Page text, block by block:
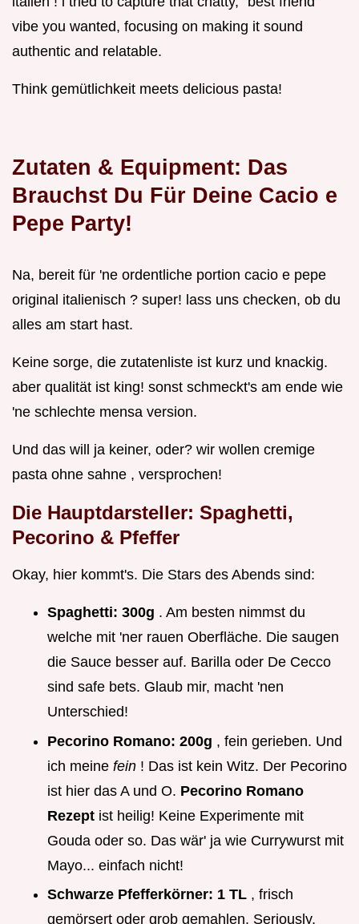
vibe you wanted, focusing on making it sound
authentic and relatable.
Think gemütlichkeit meets delicious pasta!
Zutaten & Equipment: Das
Brauchst Du Für Deine Cacio e
Pepe Party!
Na, bereit für 'ne ordentliche portion cacio e pepe
original italienisch ? super! lass uns checken, ob du
alles am start hast.
Keine sorge, die zutatenliste ist kurz und knackig.
aber qualität ist king! sonst schmeckt's am ende wie
'ne schlechte mensa version.
Und das will ja keiner, oder? wir wollen cremige
pasta ohne sahne , versprochen!
Die Hauptdarsteller: Spaghetti,
Pecorino & Pfeffer
Okay, hier kommt's. Die Stars des Abends sind:
Spaghetti: 300g . Am besten nimmst du
welche mit 'ner rauen Oberfläche. Die saugen
die Sauce besser auf. Barilla oder De Cecco
sind safe bets. Glaub mir, macht 'nen
Unterschied!
Pecorino Romano: 200g , fein gerieben. Und
ich meine fein ! Das ist kein Witz. Der Pecorino
ist hier das A und O. Pecorino Romano
Rezept ist heilig! Keine Experimente mit
Gouda oder so. Das wär' ja wie Currywurst mit
Mayo... einfach nicht!
Schwarze Pfefferkörner: 1 TL , frisch
gemörsert oder grob gemahlen. Seriously,